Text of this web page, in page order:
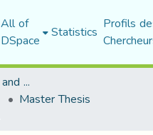
All of
DSpace Statistics Profils
Faculty of Humanities and Social Sciences
Master Thesis